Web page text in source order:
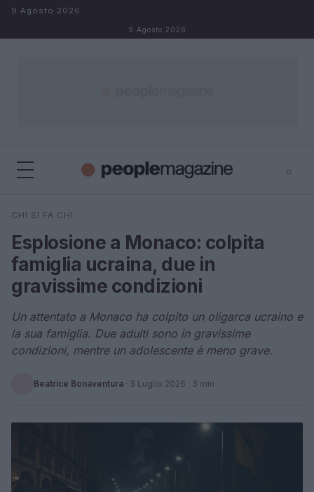
Salta al contenuto
9 Agosto 2026
9 Agosto 2026
⌕
Cerca
CHI SI FA CHI
Esplosione a Monaco: colpita
famiglia ucraina, due in
gravissime condizioni
Un attentato a Monaco ha colpito un oligarca ucraino e
la sua famiglia. Due adulti sono in gravissime
condizioni, mentre un adolescente è meno grave.
Beatrice Bonaventura · 3 Luglio 2026 · 3 min